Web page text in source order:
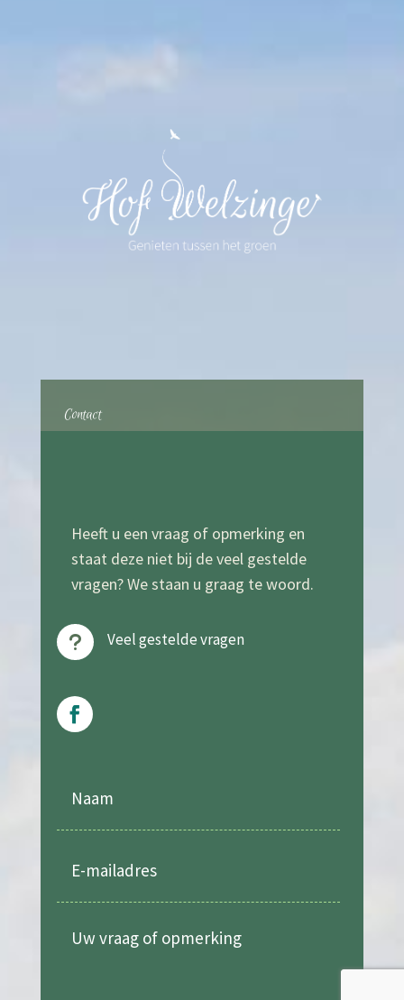
Contact
Heeft u een vraag of opmerking en
staat deze niet bij de veel gestelde
vragen? We staan u graag te woord.
u Veel gestelde vragen